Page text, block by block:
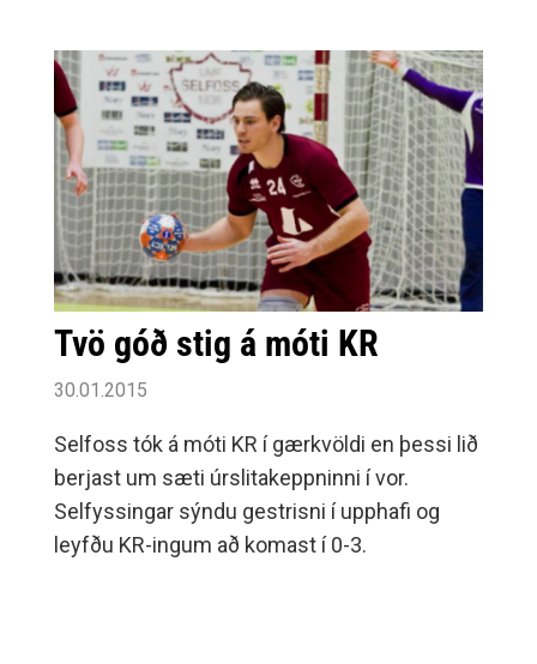
góða dómgæslu og leitar að áhugasömu fólki
til að dæma fyrir félagið ykkar.
Tvö góð stig á móti KR
30.01.2015
Selfoss tók á móti KR í gærkvöldi en þessi lið
berjast um sæti úrslitakeppninni í vor.
Selfyssingar sýndu gestrisni í upphafi og
leyfðu KR-ingum að komast í 0-3.